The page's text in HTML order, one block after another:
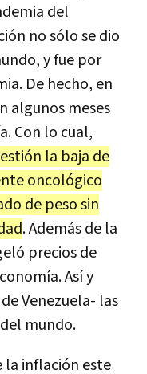
del
no sólo se dio
y fue por
De hecho, en
algunos meses
Con lo cual,
la baja de
oncológico
de peso sin
. Además de la
precios de
Así y
Venezuela- las
mundo.
la inflación este